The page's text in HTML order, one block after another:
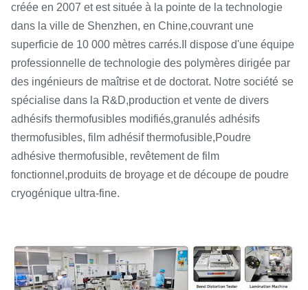
créée en 2007 et est située à la pointe de la technologie
dans la ville de Shenzhen, en Chine,couvrant une
superficie de 10 000 mètres carrés. Il dispose d'une équipe
professionnelle de technologie des polymères dirigée par
des ingénieurs de maîtrise et de doctorat. Notre société se
spécialise dans la R&D,production et vente de divers
adhésifs thermofusibles modifiés,granulés adhésifs
thermofusibles, film adhésif thermofusible,Poudre
adhésive thermofusible, revêtement de film
fonctionnel,produits de broyage et de découpe de poudre
cryogénique ultra-fine.